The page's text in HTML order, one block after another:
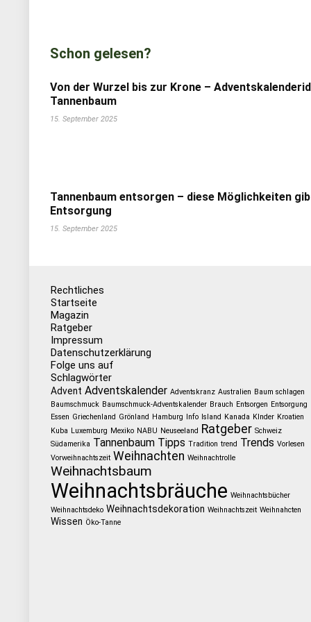
Schon gelesen?
Von der Wurzel bis zur Krone –
Tannenbaum
15. September 2025
Tannenbaum entsorgen – diese Möglichkeiten
Entsorgung
15. September 2025
Rechtliches
Startseite
Magazin
Ratgeber
Impressum
Datenschutzerklärung
Folge uns auf
Schlagwörter
Advent Adventskalender Adventskranz Australien Baum schlagen
Baumschmuck Baumschmuck-Adventskalender Brauch Entsorgen Entsorgung
Essen Griechenland Grönland Hamburg Info Island Kanada KInder Kroatien
Kuba Luxemburg Mexiko NABU Neuseeland Ratgeber Schweiz
Südamerika Tannenbaum Tipps Tradition trend Trends Vorlesen
Vorweihnachtszeit Weihnachten Weihnachtrolle
Weihnachtsbaum
Weihnachtsbräuche Weihnachtsbücher
Weihnachtsdeko Weihnachtsdekoration Weihnachtszeit Weihnahcten
Wissen Öko-Tanne